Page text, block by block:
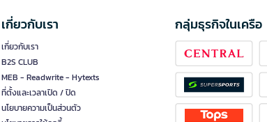
เกี่ยวกับเรา
เกี่ยวกับเรา
B2S CLUB
MEB - Readwrite - Hytexts
ที่ตั้งและเวลาเปิด / ปิด
นโยบายความเป็นส่วนตัว
กลุ่มธุรกิจในเครือ